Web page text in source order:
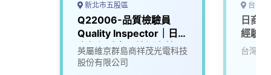
新北市五股區
Q22006-品質檢驗員
Quality Inspector｜日班
｜無經驗者可培訓｜林口
廠/五股廠｜
英屬維京群島商祥茂光電科技
股份有限公司
台中
日商-
經驗
台灣樫